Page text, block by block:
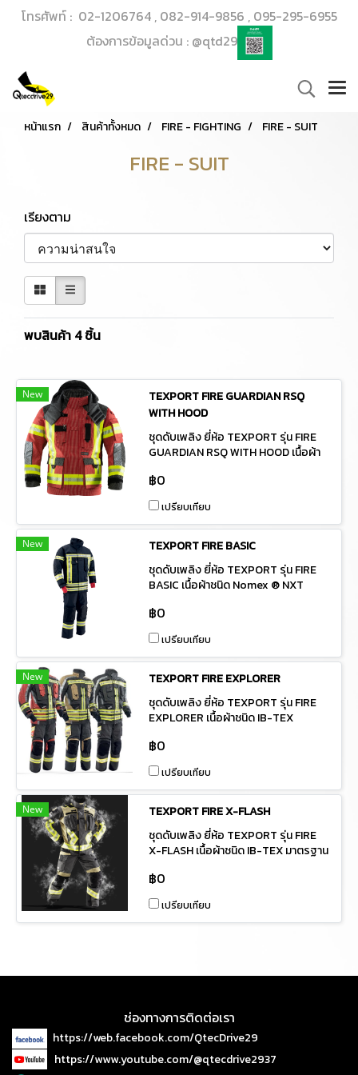
โทรศัพท์ : 02-1206764 , 082-914-9856 , 095-295-6955
ต้องการข้อมูลด่วน : @qtd29
หน้าแรก สินค้าทั้งหมด FIRE - FIGHTING FIRE - SUIT
FIRE - SUIT
เรียงตาม
พบสินค้า 4 ชิ้น
New
TEXPORT FIRE GUARDIAN RSQ
WITH HOOD
ชุดดับเพลิง ยี่ห้อ TEXPORT รุ่น FIRE
GUARDIAN RSQ WITH HOOD เนื้อผ้า
X1 Y2 Z2 reflective striping R2
วัตถุประสงค์: เพื่อไว้ใช้ในงานดับเพลิง
และในงานกู้ภัย เพื่อให้ความช่วยเหลือ
อุบัติเหตุและระงับเหตุเพลิงไหม้ในหน่วย
งานหรือพื้นที่ใกล้เคียงและใช้ในการฝึก
อบรมดับเพลิงให้กับพนักงานของหน่วย
งาน *ผลิตภัณฑ์จากประเทศออสเตรีย
฿0
เปรียบเทียบ
New
TEXPORT FIRE BASIC
ชุดดับเพลิง ยี่ห้อ TEXPORT รุ่น FIRE
BASIC เนื้อผ้าชนิด Nomex ® NXT
ใช้ในงานดับเพลิงและในงานกู้ภัย เพื่อให้
ความช่วยเหลืออุบัติเหตุและระงับเหตุ
เพลิงไหม้ในหน่วยงานหรือพื้นที่ใกล้เคียง
และใช้ในการฝึกอบรมดับเพลิงให้กับ
พนักงานของหน่วยงาน *ผลิตภัณฑ์จาก
ประเทศออสเตรีย
฿0
เปรียบเทียบ
New
TEXPORT FIRE EXPLORER
ชุดดับเพลิง ยี่ห้อ TEXPORT รุ่น FIRE
EXPLORER เนื้อผ้าชนิด IB-TEX
ใช้ในงานดับเพลิงและในงานกู้ภัย เพื่อให้
ความช่วยเหลืออุบัติเหตุและระงับเหตุ
เพลิงไหม้ในหน่วยงานหรือพื้นที่ใกล้เคียง
และใช้ในการฝึกอบรมดับเพลิงให้กับ
พนักงานของหน่วยงาน *ผลิตภัณฑ์จาก
ประเทศออสเตรีย
฿0
เปรียบเทียบ
New
TEXPORT FIRE X-FLASH
ชุดดับเพลิง ยี่ห้อ TEXPORT รุ่น FIRE
X-FLASH เนื้อผ้าชนิด IB-TEX มาตรฐาน
เพลิง เพื่อไว้ใช้ในงานดับเพลิงและในงาน
กู้ภัย เพื่อให้ความช่วยเหลืออุบัติเหตุ และ
ระงับเหตุเพลิงไหม้ในหน่วยงานหรือพื้นที่
ใกล้เคียงและใช้ในการฝึกอบรมดับเพลิง
฿0
เปรียบเทียบ
ช่องทางการติดต่อเรา
https://web.facebook.com/QtecDrive29
https://www.youtube.com/@qtecdrive2937